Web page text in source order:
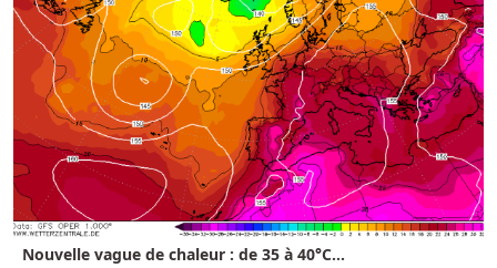
Nouvelle vague de chaleur : de 35 à 40°C...